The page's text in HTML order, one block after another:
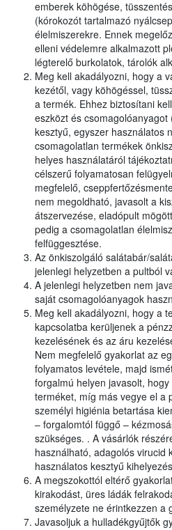
emberek köhögése,
(kórokozót tartalmazó
élelmiszerekre. Ennek
elleni védelemre alkalmazott
légterelő burkolatok, tárolók
Meg kell akadályozni, hogy a
kezétől, vagy köhögéssel,
a termék. Ehhez biztosítani
eszközt és
kesztyű, egyszer használatos
csomagolatlan termékek
helyes használatáról
célszerű folyamatosan
megfelelő,
nem megoldható, javasolt a
átszervezése, eladópult
pedig a csomagolatlan
felfüggesztése.
Az önkiszolgáló salátabár/
jelenlegi helyzetben a pultból
A jelenlegi helyzetben nem
saját csomagolóanyagok
Meg kell akadályozni, hogy a
kapcsolatba kerüljenek a
kezelésének és az áru
Nem megfelelő gyakorlat az
folyamatos levétele, majd
forgalmú helyen javasolt,
terméket, míg más vegye el a
személyi higiénia betartása
– forgalomtól függő –
szükséges. . A vásárlók
használható, adagolós virucid
használatos kesztyű
A megszokottól eltérő
kirakodást, üres ládák
személyzete ne érintkezzen a
Javasoljuk a hulladékgyűjtők